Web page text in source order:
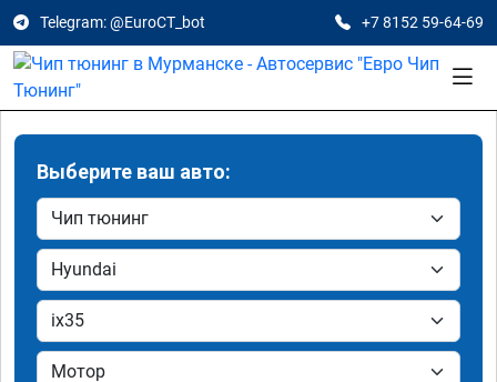
Telegram: @EuroCT_bot +7 8152 59-64-69
Выберите ваш авто: